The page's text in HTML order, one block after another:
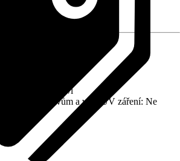
nátěru
20 m²/l
vlivům a vůči UV záření: Ne